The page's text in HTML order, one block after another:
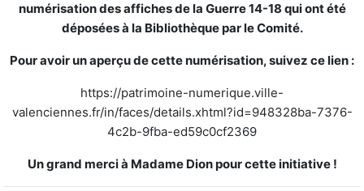
numérisation des affiches de la Guerre 14-18 qui ont été
déposées à la Bibliothèque par le Comité.
Pour avoir un aperçu de cette numérisation, suivez ce lien :
https://patrimoine-numerique.ville-
valenciennes.fr/in/faces/details.xhtml?id=948328ba-7376-
4c2b-9fba-ed59c0cf2369
Un grand merci à Madame Dion pour cette initiative !